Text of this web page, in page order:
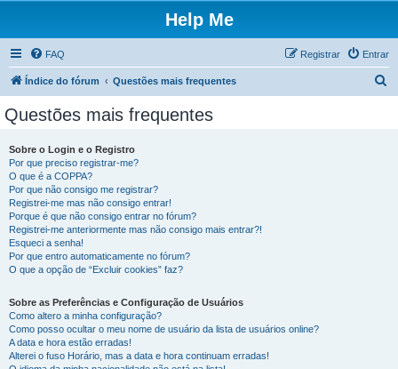
Help Me
FAQ Entrar
Registrar
Índice do fórum Questões mais frequentes
Questões mais frequentes
Sobre o Login e o Registro
Por que preciso registrar-me?
O que é a COPPA?
Por que não consigo me registrar?
Registrei-me mas não consigo entrar!
Porque é que não consigo entrar no fórum?
Registrei-me anteriormente mas não consigo mais entrar?!
Esqueci a senha!
Por que entro automaticamente no fórum?
O que a opção de “Excluir cookies” faz?
Sobre as Preferências e Configuração de Usuários
Como altero a minha configuração?
Como posso ocultar o meu nome de usuário da lista de usuários online?
A data e hora estão erradas!
Alterei o fuso Horário, mas a data e hora continuam erradas!